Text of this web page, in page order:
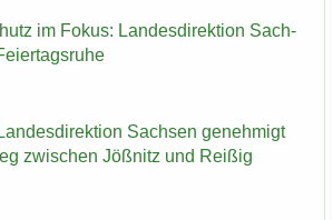
im Fokus: Lan­des­di­rek­ti­on Sach­
Sach­sen ge­neh­migt
zwi­schen Jöß­nitz und Rei­ßig